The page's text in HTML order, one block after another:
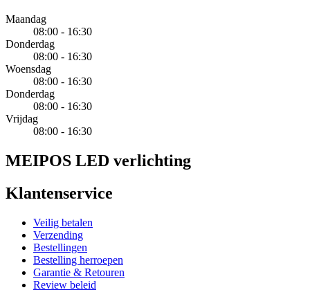
Maandag
08:00 - 16:30
Donderdag
08:00 - 16:30
Woensdag
08:00 - 16:30
Donderdag
08:00 - 16:30
Vrijdag
08:00 - 16:30
MEIPOS LED verlichting
Klantenservice
Veilig betalen
Verzending
Bestellingen
Bestelling herroepen
Garantie & Retouren
Review beleid